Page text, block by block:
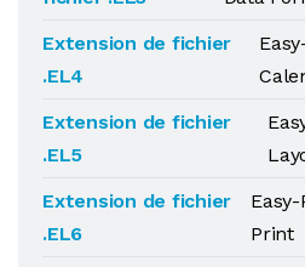
Extension de fichier
.EL4
Extension de fichier
.EL5
Extension de fichier
.EL6
Print